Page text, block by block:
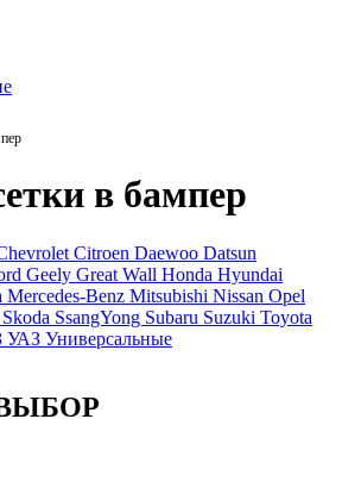
в бампер
Citroen Daewoo Datsun
Geely Great Wall Honda Hyundai
Mercedes-Benz Mitsubishi Nissan Opel
Skoda SsangYong Subaru Suzuki Toyota
УАЗ Универсальные